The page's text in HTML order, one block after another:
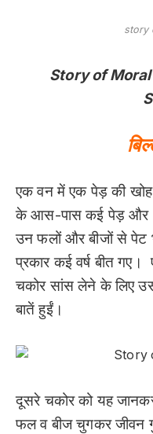
story
Story of
एक वन में एक पेड़ की
के आस-पास कई पेड़ और
उन फलों और बीजों से पेट
प्रकार कई वर्ष बीत
चकोर सांस लेने के लिए
बातें हुईं।
दूसरे चकोर को यह
फल व बीज चुगकर जीवन